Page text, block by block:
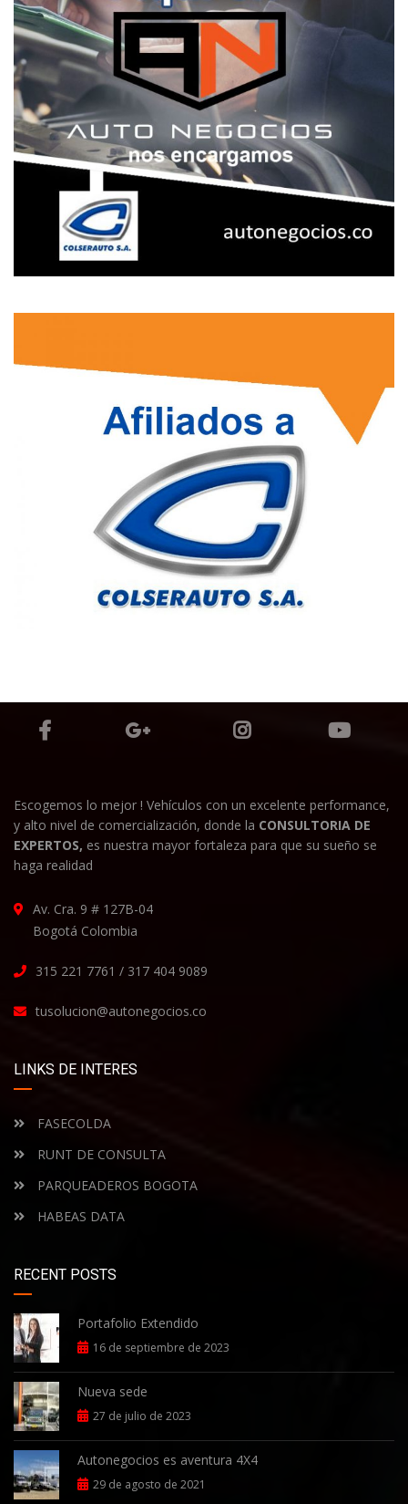
Escogemos lo mejor ! Vehículos con un excelente performance,
y alto nivel de comercialización, donde la CONSULTORIA DE
EXPERTOS, es nuestra mayor fortaleza para que su sueño se
haga realidad
Av. Cra. 9 # 127B-04
Bogotá Colombia
315 221 7761 / 317 404 9089
tusolucion@autonegocios.co
LINKS DE INTERES
FASECOLDA
RUNT DE CONSULTA
PARQUEADEROS BOGOTA
HABEAS DATA
RECENT POSTS
Portafolio Extendido
16 de septiembre de 2023
Nueva sede
27 de julio de 2023
Autonegocios es aventura 4X4
29 de agosto de 2021